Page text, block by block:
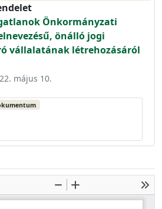
Önkormányzati
önálló jogi
vállalatának létrehozásáról
május 10.